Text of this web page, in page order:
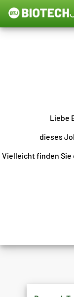
Liebe
dieses
Vielleicht finden